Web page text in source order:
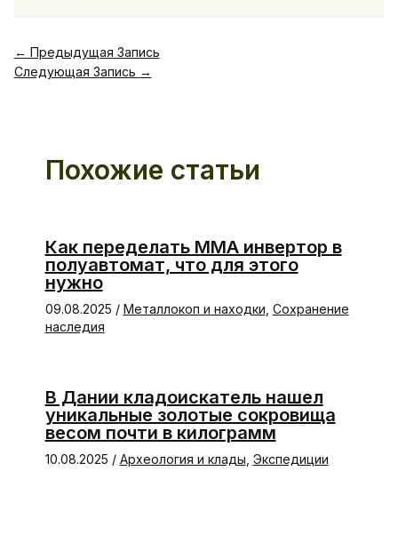
← Предыдущая Запись
Следующая Запись →
Похожие статьи
Как переделать ММА инвертор в
полуавтомат, что для этого
нужно
09.08.2025 / Металлокоп и находки Сохранение
наследия
В Дании кладоискатель нашел
уникальные золотые сокровища
весом почти в килограмм
10.08.2025 / Археология и клады Экспедиции